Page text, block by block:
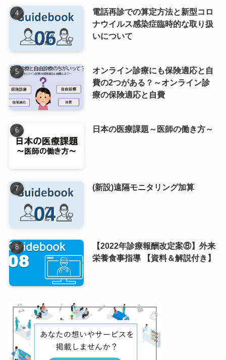
電話再診での算定方法と新型コロ
ナウイルス感染症臨時的な取り扱
いについて
オンライン診療にも保険適応と自
費の2つがある？～オンライン診
療の保険適応と自費
日本の医療課題～医師の働き方～
(新設)遠隔モニタリング加算
【2022年診療報酬改定案⑧】外来
栄養食事指導 【資料＆解説付き】